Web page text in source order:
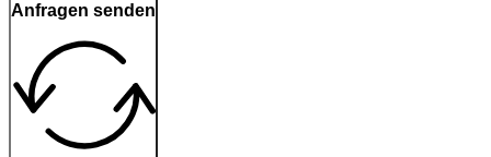
Anfragen senden